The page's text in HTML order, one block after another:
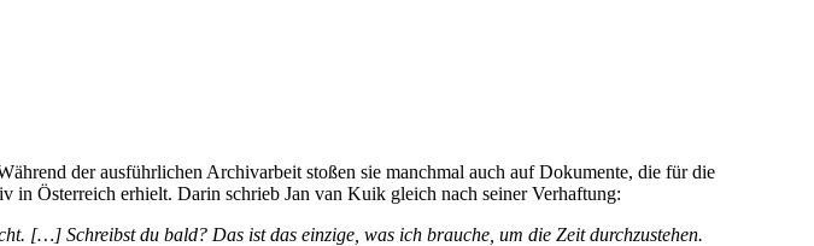
der ausführlichen Archivarbeit stoßen sie manchmal auch auf Dokumente, die für die
in Österreich erhielt. Darin schrieb Jan van Kuik gleich nach seiner Verhaftung:
[…] Schreibst du bald? Das ist das einzige, was ich brauche, um die Zeit durchzustehen.